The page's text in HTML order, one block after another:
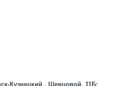
Кузнецкий , Шевцовой, 11Б;